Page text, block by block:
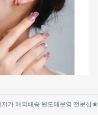
가 해외배송 원도매운영 전문샵★